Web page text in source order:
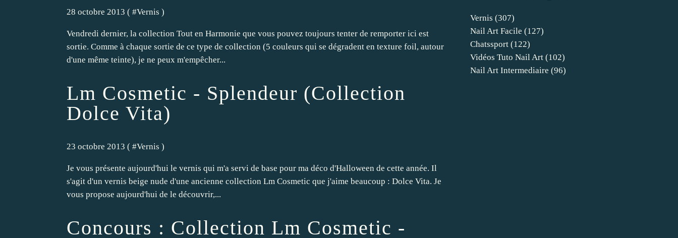
28 octobre 2013 ( #Vernis )
Vendredi dernier, la collection Tout en Harmonie que vous pouvez toujours tenter de remporter ici est
sortie. Comme à chaque sortie de ce type de collection (5 couleurs qui se dégradent en texture foil, autour
d'une même teinte), je ne peux m'empêcher...
Lm Cosmetic - Splendeur (Collection
Dolce Vita)
23 octobre 2013 ( #Vernis )
Je vous présente aujourd'hui le vernis qui m'a servi de base pour ma déco d'Halloween de cette année. Il
s'agit d'un vernis beige nude d'une ancienne collection Lm Cosmetic que j'aime beaucoup : Dolce Vita. Je
vous propose aujourd'hui de le découvrir,...
Concours : Collection Lm Cosmetic -
Vernis (307)
Nail Art Facile (127)
Chatssport (122)
Vidéos Tuto Nail Art (102)
Nail Art Intermediaire (96)